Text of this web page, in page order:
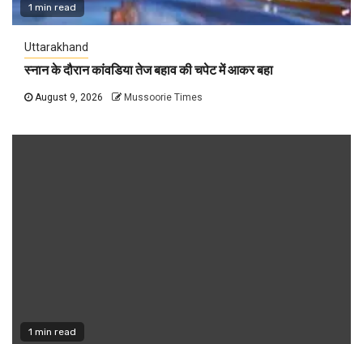
1 min read
Uttarakhand
स्नान के दौरान कांवडिया तेज बहाव की चपेट में आकर बहा
August 9, 2026 Mussoorie Times
1 min read